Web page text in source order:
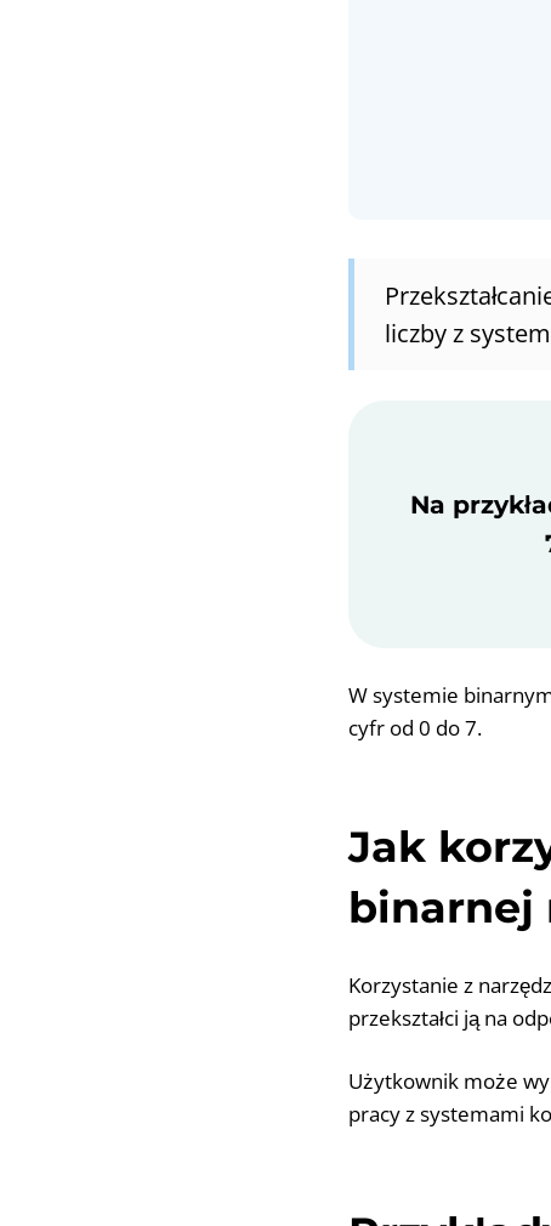
liczby z
Na
W systemie
cyfr od 0 do 7.
Jak
binarnej
Korzystanie z
przekształci ją na
Użytkownik może
pracy z systemami